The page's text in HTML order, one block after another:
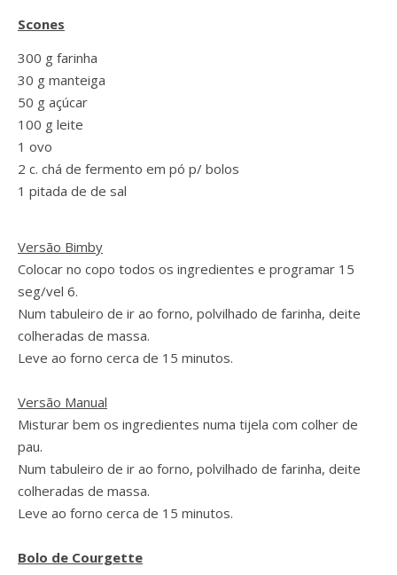
Scones
300 g farinha
30 g manteiga
50 g açúcar
100 g leite
1 ovo
2 c. chá de fermento em pó p/ bolos
1 pitada de de sal
Versão Bimby
Colocar no copo todos os ingredientes e programar 15
seg/vel 6.
Num tabuleiro de ir ao forno, polvilhado de farinha, deite
colheradas de massa.
Leve ao forno cerca de 15 minutos.
Versão Manual
Misturar bem os ingredientes numa tijela com colher de
pau.
Num tabuleiro de ir ao forno, polvilhado de farinha, deite
colheradas de massa.
Leve ao forno cerca de 15 minutos.
Bolo de Courgette